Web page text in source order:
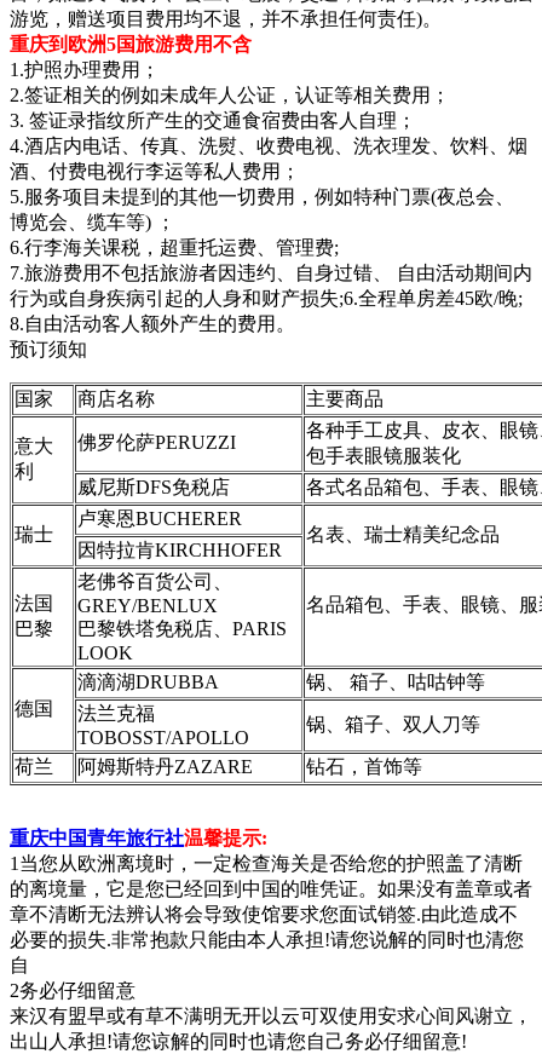
游览，赠送项目费用均不退，并不承担任何责任)。
重庆到欧洲5国旅游费用不含
1.护照办理费用；
2.签证相关的例如未成年人公证，认证等相关费用；
3. 签证录指纹所产生的交通食宿费由客人自理；
4.酒店内电话、传真、洗熨、收费电视、洗衣理发、饮料、烟
酒、付费电视行李运等私人费用；
5.服务项目未提到的其他一切费用，例如特种门票(夜总会、
博览会、缆车等) ；
6.行李海关课税，超重托运费、管理费;
7.旅游费用不包括旅游者因违约、自身过错、 自由活动期间内
行为或自身疾病引起的人身和财产损失;6.全程单房差45欧/晚;
8.自由活动客人额外产生的费用。
预订须知
国家 商店名称 主要商品
意大
利
佛罗伦萨PERUZZI
各种手工皮具、皮衣、眼
包手表眼镜服装化
威尼斯DFS免税店
各式名品箱包、手表、眼
瑞士
卢寒恩BUCHERER
名表、瑞士精美纪念品
因特拉肯KIRCHHOFER
法国
巴黎
老佛爷百货公司、
GREY/BENLUX
巴黎铁塔免税店、PARIS
LOOK
名品箱包、手表、眼镜、
德国
滴滴湖DRUBBA
锅、 箱子、咕咕钟等
法兰克福
TOBOSST/APOLLO
锅、箱子、双人刀等
荷兰 阿姆斯特丹ZAZARE 钻石，首饰等
重庆中国青年旅行社温馨提示:
1当您从欧洲离境时，一定检查海关是否给您的护照盖了清断
的离境量，它是您已经回到中国的唯凭证。如果没有盖章或者
章不清断无法辨认将会导致使馆要求您面试销签.由此造成不
必要的损失.非常抱款只能由本人承担!请您说解的同时也清您
自
2务必仔细留意
来汉有盟早或有草不满明无开以云可双使用安求心间风谢立，
出山人承担!请您谅解的同时也请您自己务必仔细留意!